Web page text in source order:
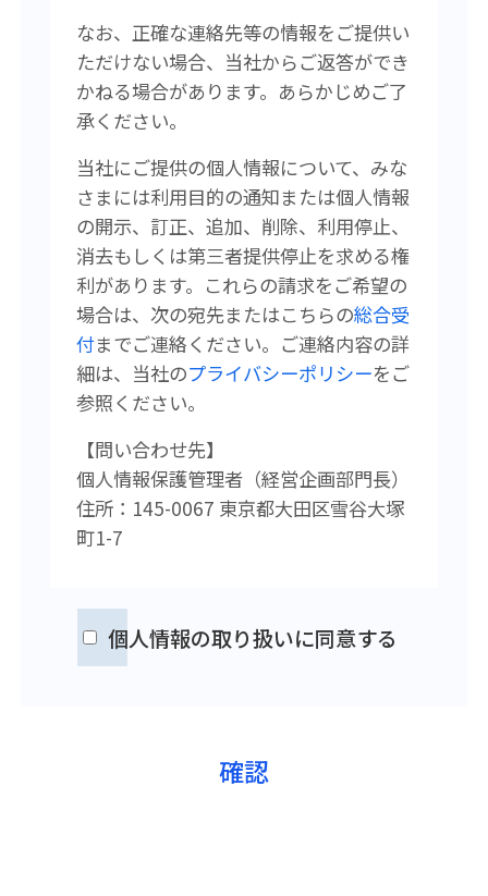
なお、正確な連絡先等の情報をご提供い
ただけない場合、当社からご返答ができ
かねる場合があります。あらかじめご了
承ください。
当社にご提供の個人情報について、みな
さまには利用目的の通知または個人情報
の開示、訂正、追加、削除、利用停止、
消去もしくは第三者提供停止を求める権
利があります。 これらの請求をご希望の
場合は、次の宛先またはこちらの総合受
付までご連絡ください。 ご連絡内容の詳
細は、当社のプライバシーポリシーをご
参照ください。
【問い合わせ先】
個人情報保護管理者（経営企画部門長）
住所：145-0067 東京都大田区雪谷大塚
町1-7
個人情報の取り扱いに同意する